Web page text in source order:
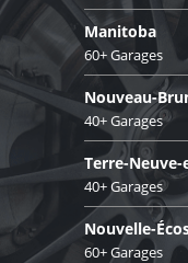
Manitoba
60+ Garages
Nouveau-
40+ Garages
Terre-
40+ Garages
Nouvelle-
60+ Garages